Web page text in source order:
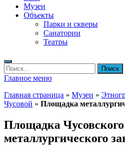
Музеи
Объекты
Парки и скверы
Санатории
Театры
Найти:
Главное меню
Главная страница » Музеи »
Чусовой » Площадка
Площадка Чусовского
металлургического